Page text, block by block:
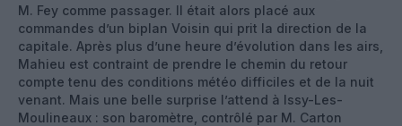
M. Fey comme passager. Il était alors placé aux
commandes d’un biplan Voisin qui prit la direction de la
capitale. Après plus d’une heure d’évolution dans les airs,
Mahieu est contraint de prendre le chemin du retour
compte tenu des conditions météo difficiles et de la nuit
venant. Mais une belle surprise l’attend à Issy-Les-
Moulineaux : son baromètre, contrôlé par M. Carton